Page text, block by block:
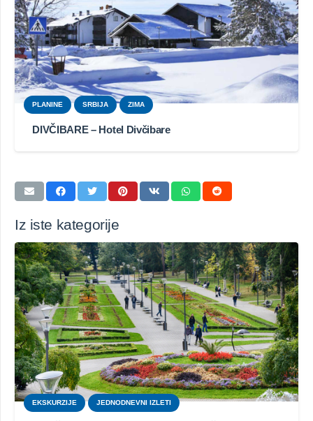
PLANINE SRBIJA ZIMA
DIVČIBARE – Hotel Divčibare
Iz iste kategorije
EKSKURZIJE JEDNODNEVNI IZLETI